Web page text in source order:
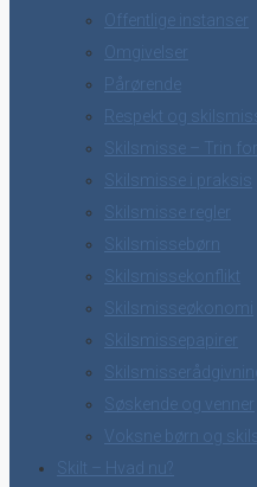
Offentlige instanser
Omgivelser
Pårørende
Respekt og
Skilsmisse – Trin for
Skilsmisse i praksis
Skilsmisse regler
Skilsmissebørn
Skilsmissekonflikt
Skilsmisseøkonomi
Skilsmissepapirer
Søskende og venner
Voksne børn og
Skilt – Hvad nu?